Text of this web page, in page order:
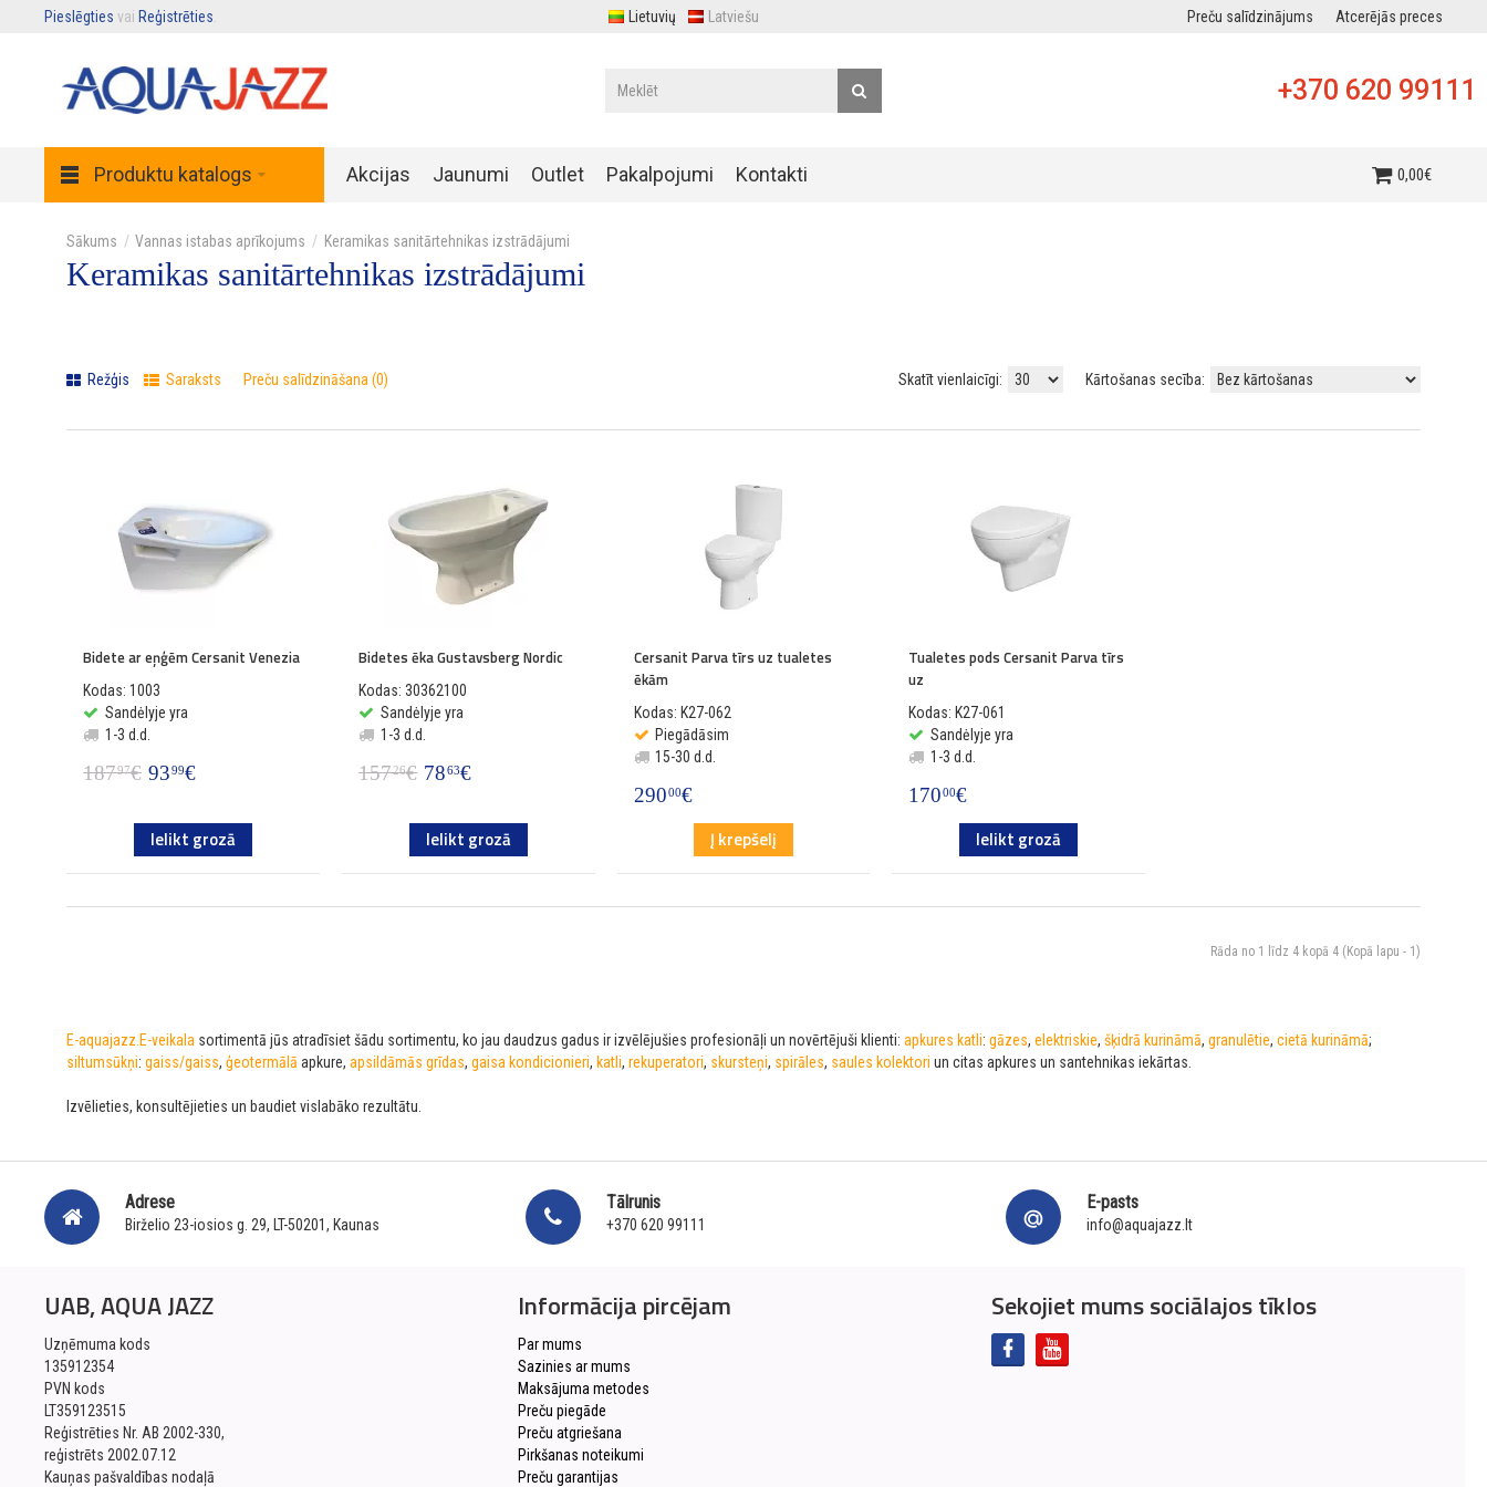
Pieslēgties vai Reģistrēties Lietuvių Latviešu Preču salīdzinājums Atcerējās preces
+370 620 99111
Produktu katalogs Akcijas Jaunumi Outlet Pakalpojumi Kontakti 0,00€
Vannas istabas aprīkojums Keramikas sanitārtehnikas izstrādājumi
Keramikas sanitārtehnikas izstrādājumi
Režģis Saraksts Preču salīdzināšana (0) Skatīt vienlaicīgi: Kārtošanas secība:
Bidete ar eņģēm Cersanit Venezia
Kodas: 1003
Sandėlyje yra
1-3 d.d.
18797€ 9399€
Ielikt grozā
Bidetes ēka Gustavsberg Nordic
Kodas: 30362100
Sandėlyje yra
1-3 d.d.
15726€ 7863€
Ielikt grozā
Cersanit Parva tīrs uz tualetes
ēkām
Kodas: K27-062
Piegādāsim
15-30 d.d.
29000€
Į krepšelį
Tualetes pods Cersanit Parva tīrs
uz
Kodas: K27-061
Sandėlyje yra
1-3 d.d.
17000€
Ielikt grozā
Rāda no 1 līdz 4 kopā 4 (Kopā lapu - 1)
E-aquajazz.E-veikala sortimentā jūs atradīsiet šādu sortimentu, ko jau daudzus gadus ir izvēlējušies profesionāļi un novērtējuši klienti: apkures katli: gāzes, elektriskie, šķidrā kurināmā, granulētie, cietā kurināmā;
siltumsūkņi: gaiss/gaiss, ģeotermālā apkure, apsildāmās grīdas, gaisa kondicionieri, katli, rekuperatori, skursteņi, spirāles, saules kolektori un citas apkures un santehnikas iekārtas.
Izvēlieties, konsultējieties un baudiet vislabāko rezultātu.
Adrese
Birželio 23-iosios g. 29, LT-50201, Kaunas
Tālrunis
+370 620 99111
E-pasts
info@aquajazz.lt
UAB, AQUA JAZZ
Uzņēmuma kods
135912354
PVN kods
LT359123515
Reģistrēties Nr. AB 2002-330,
reģistrēts 2002.07.12
Kauņas pašvaldības nodaļā
Informācija pircējam
Par mums
Sazinies ar mums
Maksājuma metodes
Preču piegāde
Preču atgriešana
Pirkšanas noteikumi
Preču garantijas
Sekojiet mums sociālajos tīklos